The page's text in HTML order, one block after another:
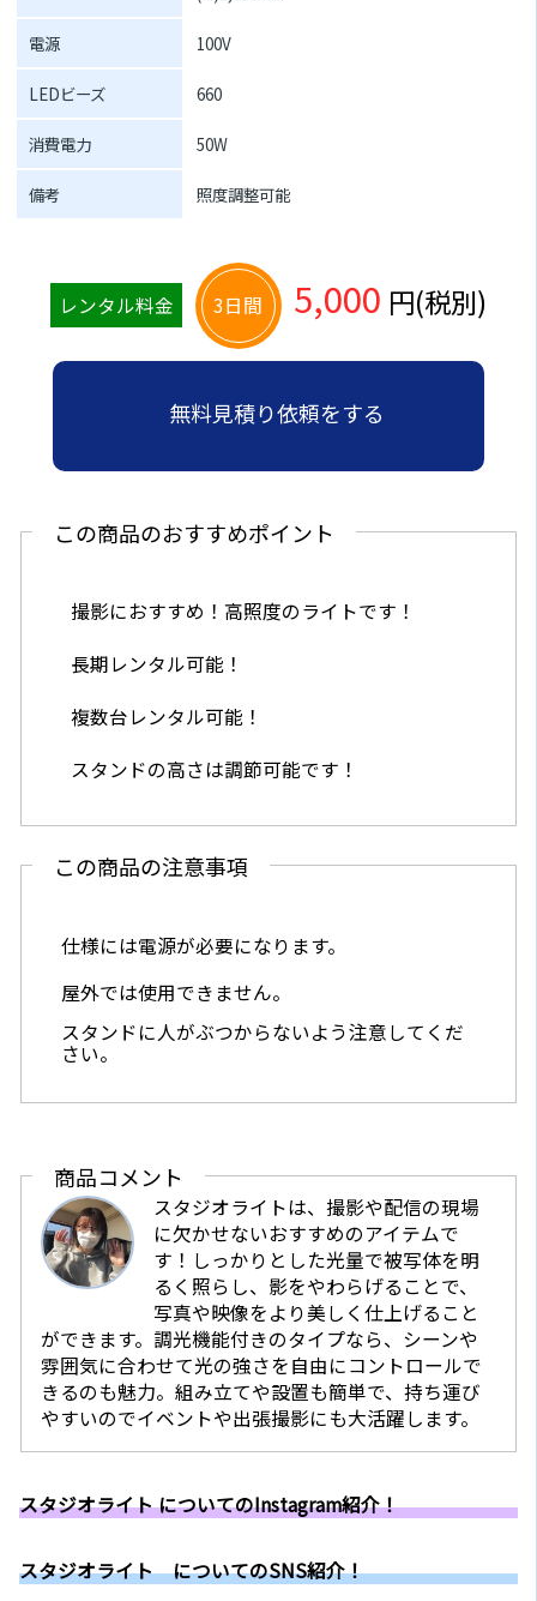
電源 100V
LEDビーズ 660
消費電力 50W
備考 照度調整可能
レンタル料金 3日間 5,000 円(税別)
無料見積り依頼をする
この商品のおすすめポイント
撮影におすすめ！高照度のライトです！
長期レンタル可能！
複数台レンタル可能！
スタンドの高さは調節可能です！
この商品の注意事項
仕様には電源が必要になります。
屋外では使用できません。
スタンドに人がぶつからないよう注意してくだ
さい。
商品コメント
スタジオライトは、撮影や配信の現場
に欠かせないおすすめのアイテムで
す！しっかりとした光量で被写体を明
るく照らし、影をやわらげることで、
写真や映像をより美しく仕上げること
ができます。調光機能付きのタイプなら、シーンや
雰囲気に合わせて光の強さを自由にコントロールで
きるのも魅力。組み立てや設置も簡単で、持ち運び
やすいのでイベントや出張撮影にも大活躍します。
スタジオライト についてのInstagram紹介！
スタジオライト についてのSNS紹介！